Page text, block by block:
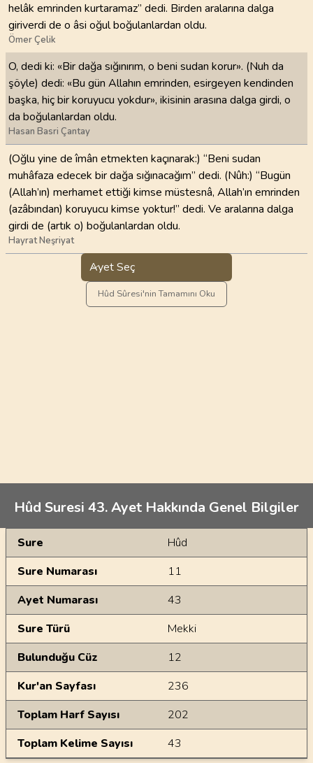
helâk emrinden kurtaramaz” dedi. Birden aralarına dalga
giriverdi de o âsi oğul boğulanlardan oldu.
Ömer Çelik
O, dedi ki: «Bir dağa sığınırım, o beni sudan korur». (Nuh da
şöyle) dedi: «Bu gün Allahın emrinden, esirgeyen kendinden
başka, hiç bir koruyucu yokdur», ikisinin arasına dalga girdi, o
da boğulanlardan oldu.
Hasan Basri Çantay
(Oğlu yine de îmân etmekten kaçınarak:) “Beni sudan
muhâfaza edecek bir dağa sığınacağım” dedi. (Nûh:) “Bugün
(Allah’ın) merhamet ettiği kimse müstesnâ, Allah’ın emrinden
(azâbından) koruyucu kimse yoktur!” dedi. Ve aralarına dalga
girdi de (artık o) boğulanlardan oldu.
Hayrat Neşriyat
Ayet Seç
Hûd Sûresi'nin Tamamını Oku
Hûd Suresi 43. Ayet Hakkında Genel Bilgiler
Genel Bilgiler
Sure
Hûd
Sure Numarası
11
Ayet Numarası
43
Sure Türü
Mekki
Bulunduğu Cüz
12
Kur'an Sayfası
236
Toplam Harf Sayısı
202
Toplam Kelime Sayısı
43